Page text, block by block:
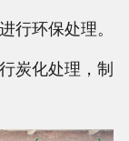
售后服务
行环保处理。
炭化处理，制